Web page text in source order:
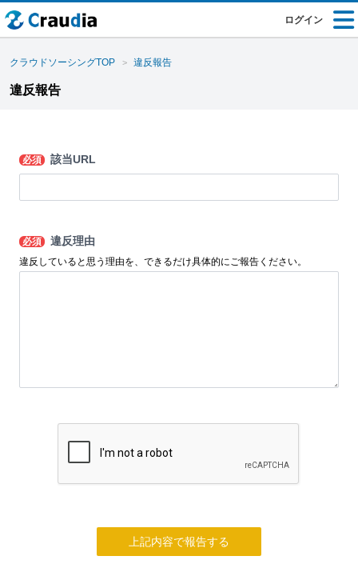
ログイン
クラウドソーシングTOP 違反報告
違反報告
必須 該当URL
必須 違反理由
違反していると思う理由を、できるだけ具体的にご報告ください。
上記内容で報告する